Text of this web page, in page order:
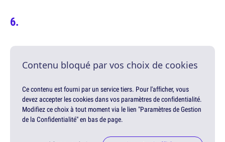
Contenu bloqué par vos choix de cookies
Ce contenu est fourni par un service tiers. Pour l'afficher, vous
devez accepter les cookies dans vos paramètres de confidentialité.
Modifiez ce choix à tout moment via le lien "Paramètres de Gestion
de la Confidentialité" en bas de page.